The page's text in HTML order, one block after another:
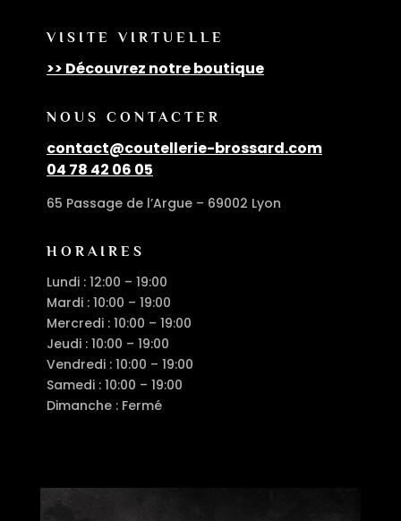
VISITE VIRTUELLE
>> Découvrez notre boutique
NOUS CONTACTER
contact@coutellerie-brossard.com
04 78 42 06 05
65 Passage de l’Argue – 69002 Lyon
HORAIRES
Lundi : 12:00 – 19:00
Mardi : 10:00 – 19:00
Mercredi : 10:00 – 19:00
Jeudi : 10:00 – 19:00
Vendredi : 10:00 – 19:00
Samedi : 10:00 – 19:00
Dimanche : Fermé